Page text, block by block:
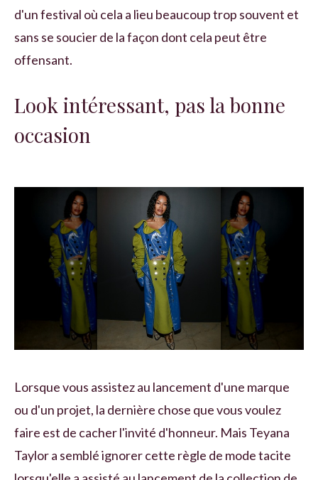
d'un festival où cela a lieu beaucoup trop souvent et
sans se soucier de la façon dont cela peut être
offensant.
Look intéressant, pas la bonne
occasion
Lorsque vous assistez au lancement d'une marque
ou d'un projet, la dernière chose que vous voulez
faire est de cacher l'invité d'honneur. Mais Teyana
Taylor a semblé ignorer cette règle de mode tacite